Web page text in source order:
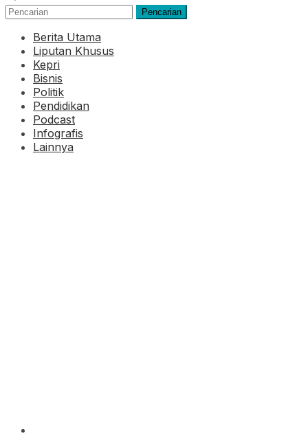
Pencarian
Berita Utama
Liputan Khusus
Kepri
Bisnis
Politik
Pendidikan
Podcast
Infografis
Lainnya